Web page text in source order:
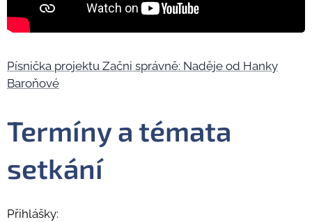
Písnička projektu Začni správně: Naděje od Hanky
Baroňové
Termíny a témata
setkání
Přihlášky: